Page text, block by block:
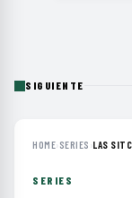
SIGUIENTE
HOME› SERIES ›LAS
SERIES